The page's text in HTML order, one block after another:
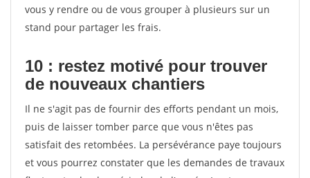
vous y rendre ou de vous grouper à plusieurs sur un
stand pour partager les frais.
10 : restez motivé pour trouver
de nouveaux chantiers
Il ne s'agit pas de fournir des efforts pendant un mois,
puis de laisser tomber parce que vous n'êtes pas
satisfait des retombées. La persévérance paye toujours
et vous pourrez constater que les demandes de travaux